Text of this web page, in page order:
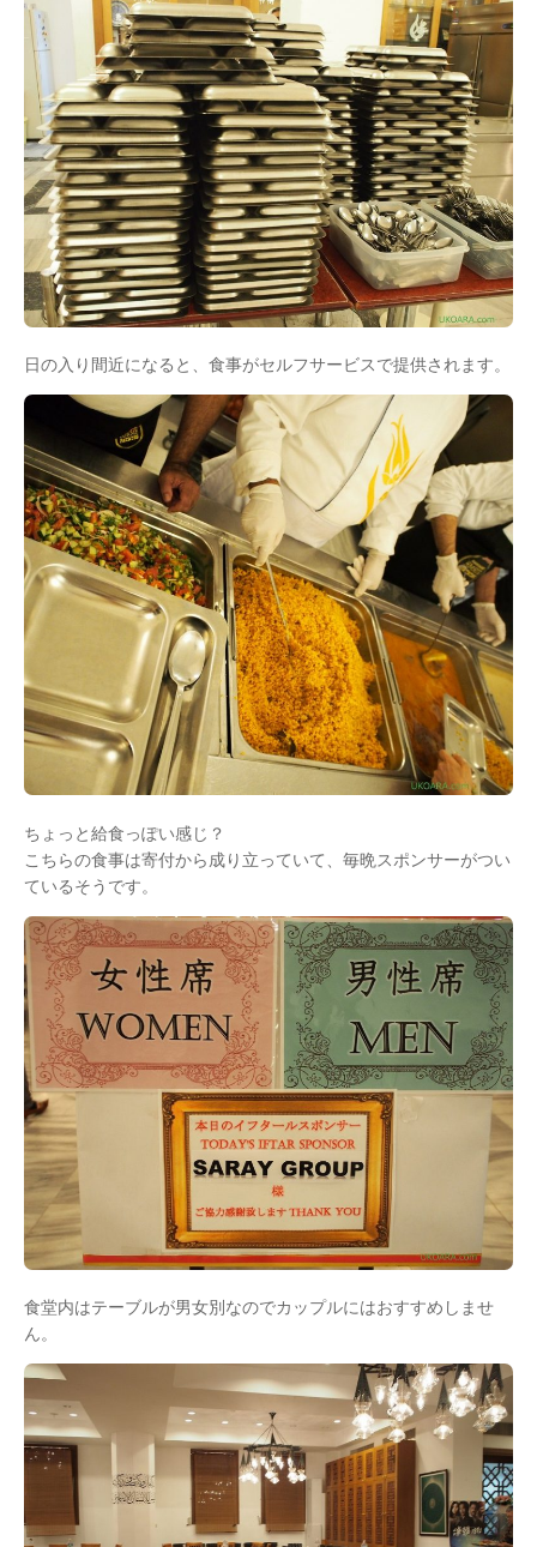
日の入り間近になると、食事がセルフサービスで提供されます。
ちょっと給食っぽい感じ？
こちらの食事は寄付から成り立っていて、毎晩スポンサーがつい
ているそうです。
食堂内はテーブルが男女別なのでカップルにはおすすめしませ
ん。